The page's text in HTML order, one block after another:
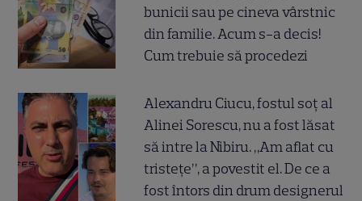
bunicii sau pe cineva vârstnic
din familie. Acum s-a decis!
Cum trebuie să procedezi
Alexandru Ciucu, fostul soț al
Alinei Sorescu, nu a fost lăsat
să intre la Nibiru. „Am aflat cu
tristețe”, a povestit el. De ce a
fost întors din drum designerul